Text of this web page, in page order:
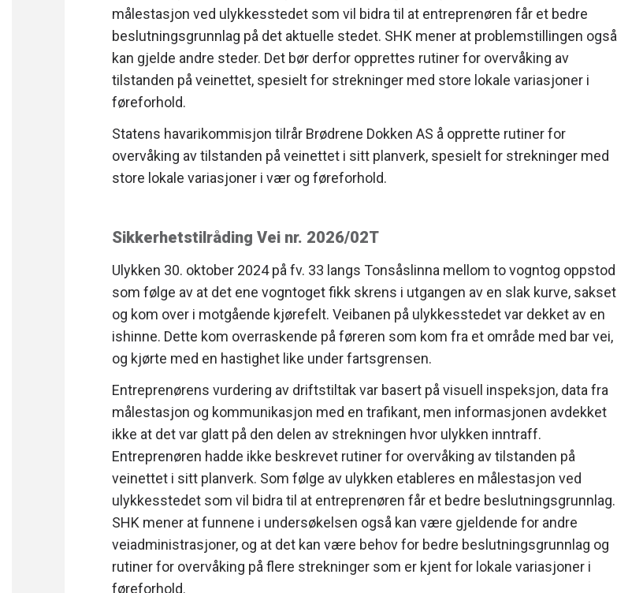
målestasjon ved ulykkesstedet som vil bidra til at entreprenøren får et bedre
beslutningsgrunnlag på det aktuelle stedet. SHK mener at problemstillingen også
kan gjelde andre steder. Det bør derfor opprettes rutiner for overvåking av
tilstanden på veinettet, spesielt for strekninger med store lokale variasjoner i
føreforhold.
Statens havarikommisjon tilrår Brødrene Dokken AS å opprette rutiner for
overvåking av tilstanden på veinettet i sitt planverk, spesielt for strekninger med
store lokale variasjoner i vær og føreforhold.
Sikkerhetstilråding Vei nr. 2026/02T
Ulykken 30. oktober 2024 på fv. 33 langs Tonsåslinna mellom to vogntog oppstod
som følge av at det ene vogntoget fikk skrens i utgangen av en slak kurve, sakset
og kom over i motgående kjørefelt. Veibanen på ulykkesstedet var dekket av en
ishinne. Dette kom overraskende på føreren som kom fra et område med bar vei,
og kjørte med en hastighet like under fartsgrensen.
Entreprenørens vurdering av driftstiltak var basert på visuell inspeksjon, data fra
målestasjon og kommunikasjon med en trafikant, men informasjonen avdekket
ikke at det var glatt på den delen av strekningen hvor ulykken inntraff.
Entreprenøren hadde ikke beskrevet rutiner for overvåking av tilstanden på
veinettet i sitt planverk. Som følge av ulykken etableres en målestasjon ved
ulykkesstedet som vil bidra til at entreprenøren får et bedre beslutningsgrunnlag.
SHK mener at funnene i undersøkelsen også kan være gjeldende for andre
veiadministrasjoner, og at det kan være behov for bedre beslutningsgrunnlag og
rutiner for overvåking på flere strekninger som er kjent for lokale variasjoner i
føreforhold.